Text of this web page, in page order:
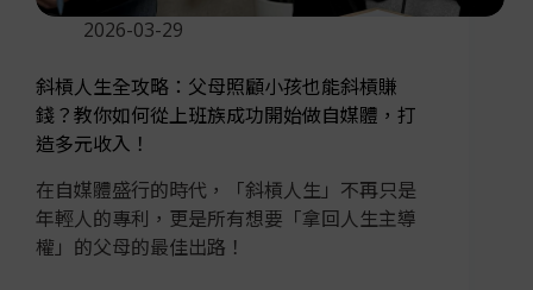
2026-03-29
斜槓人生全攻略：父母照顧小孩也能斜槓賺
錢？教你如何從上班族成功開始做自媒體，打
造多元收入！
在自媒體盛行的時代，「斜槓人生」不再只是
年輕人的專利，更是所有想要「拿回人生主導
權」的父母的最佳出路！